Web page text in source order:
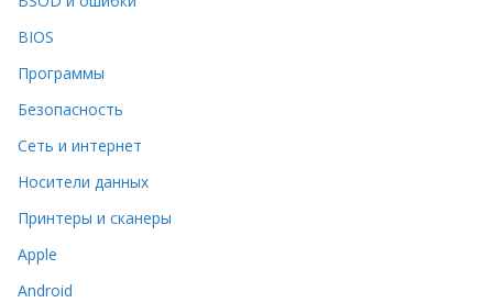
BIOS
Программы
Безопасность
Сеть и интернет
Носители данных
Принтеры и сканеры
Apple
Android